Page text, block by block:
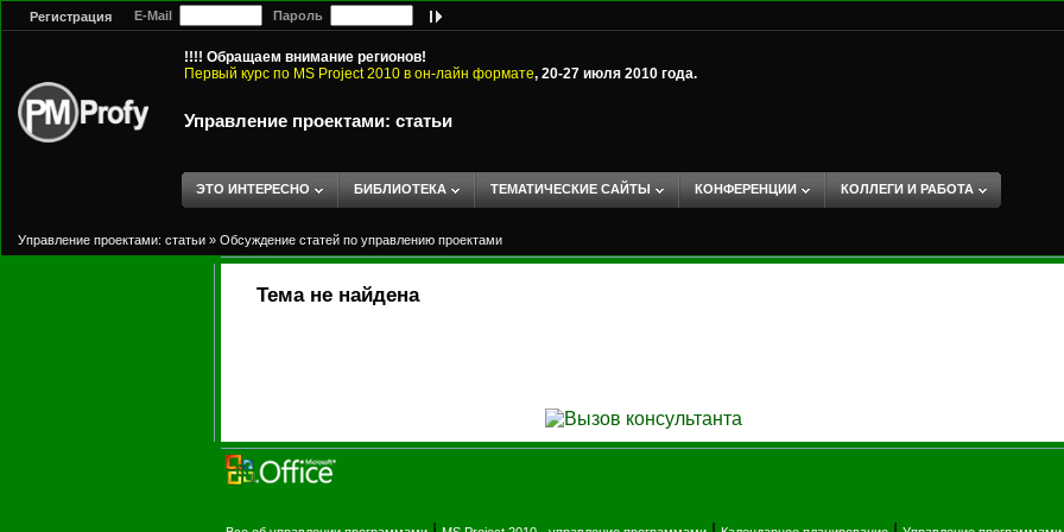
Регистрация E-Mail Пароль
!!!! Обращаем внимание регионов!
Первый курс по MS Project 2010 в он-лайн формате, 20-27 июля 2010 года.
Управление проектами: статьи
ЭТО ИНТЕРЕСНО БИБЛИОТЕКА ТЕМАТИЧЕСКИЕ САЙТЫ КОНФЕРЕНЦИИ КОЛЛЕГИ И РАБОТА
Управление проектами: статьи » Обсуждение статей по управлению проектами
Тема не найдена